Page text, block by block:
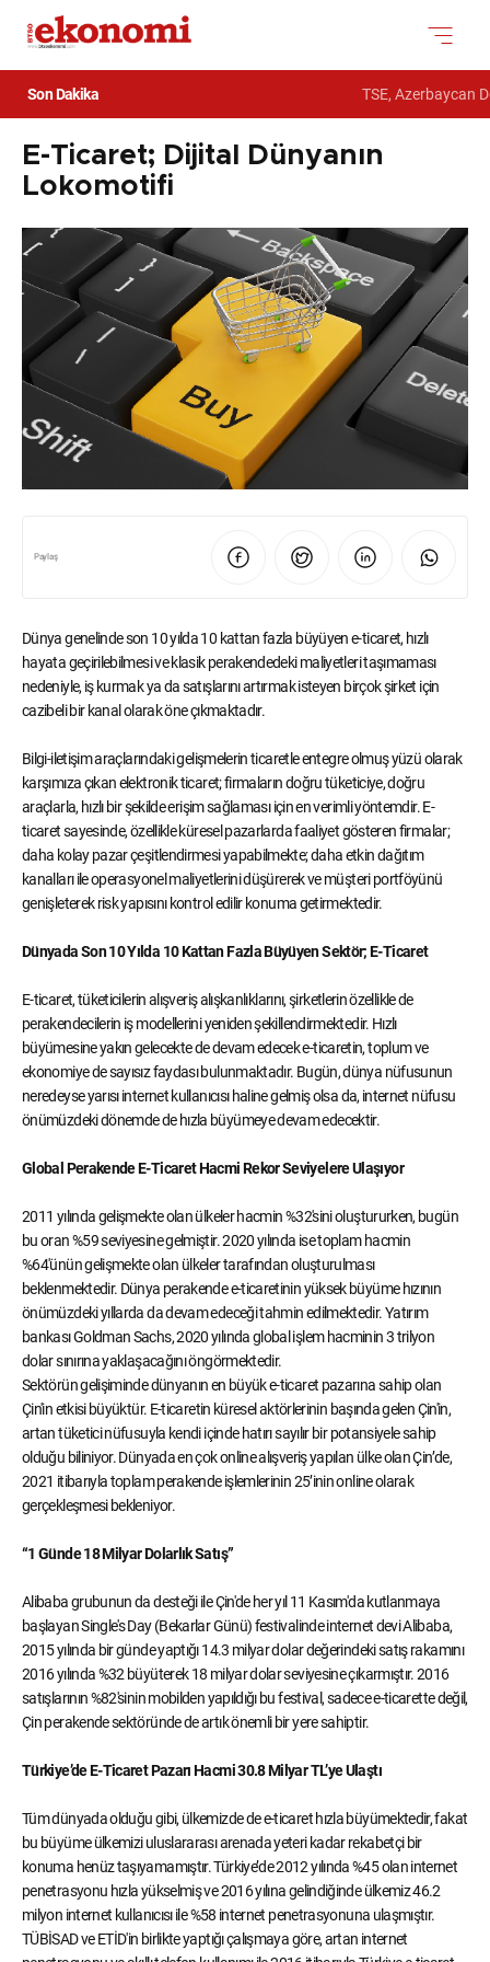
Son Dakika TSE, Azerbaycan
E-Ticaret; Dijital Dünyanın
Lokomotifi
Paylaş
Dünya genelinde son 10 yılda 10 kattan fazla büyüyen e-ticaret, hızlı
hayata geçirilebilmesi ve klasik perakendedeki maliyetleri taşımaması
nedeniyle, iş kurmak ya da satışlarını artırmak isteyen birçok şirket için
cazibeli bir kanal olarak öne çıkmaktadır.
Bilgi-iletişim araçlarındaki gelişmelerin ticaretle entegre olmuş yüzü olarak
karşımıza çıkan elektronik ticaret; firmaların doğru tüketiciye, doğru
araçlarla, hızlı bir şekilde erişim sağlaması için en verimli yöntemdir. E-
ticaret sayesinde, özellikle küresel pazarlarda faaliyet gösteren firmalar;
daha kolay pazar çeşitlendirmesi yapabilmekte; daha etkin dağıtım
kanalları ile operasyonel maliyetlerini düşürerek ve müşteri portföyünü
genişleterek risk yapısını kontrol edilir konuma getirmektedir.
Dünyada Son 10 Yılda 10 Kattan Fazla Büyüyen Sektör; E-Ticaret
E-ticaret, tüketicilerin alışveriş alışkanlıklarını, şirketlerin özellikle de
perakendecilerin iş modellerini yeniden şekillendirmektedir. Hızlı
büyümesine yakın gelecekte de devam edecek e-ticaretin, toplum ve
ekonomiye de sayısız faydası bulunmaktadır. Bugün, dünya nüfusunun
neredeyse yarısı internet kullanıcısı haline gelmiş olsa da, internet nüfusu
önümüzdeki dönemde de hızla büyümeye devam edecektir.
Global Perakende E-Ticaret Hacmi Rekor Seviyelere Ulaşıyor
2011 yılında gelişmekte olan ülkeler hacmin %32'sini oluştururken, bugün
bu oran %59 seviyesine gelmiştir. 2020 yılında ise toplam hacmin
%64'ünün gelişmekte olan ülkeler tarafından oluşturulması
beklenmektedir. Dünya perakende e-ticaretinin yüksek büyüme hızının
önümüzdeki yıllarda da devam edeceği tahmin edilmektedir. Yatırım
bankası Goldman Sachs, 2020 yılında global işlem hacminin 3 trilyon
dolar sınırına yaklaşacağını öngörmektedir.
Sektörün gelişiminde dünyanın en büyük e-ticaret pazarına sahip olan
Çin'in etkisi büyüktür. E-ticaretin küresel aktörlerinin başında gelen Çin'in,
artan tüketici nüfusuyla kendi içinde hatırı sayılır bir potansiyele sahip
olduğu biliniyor. Dünyada en çok online alışveriş yapılan ülke olan Çin’de,
2021 itibarıyla toplam perakende işlemlerinin 25’inin online olarak
gerçekleşmesi bekleniyor.
“1 Günde 18 Milyar Dolarlık Satış”
Alibaba grubunun da desteği ile Çin'de her yıl 11 Kasım'da kutlanmaya
başlayan Single's Day (Bekarlar Günü) festivalinde internet devi Alibaba,
2015 yılında bir günde yaptığı 14.3 milyar dolar değerindeki satış rakamını
2016 yılında %32 büyüterek 18 milyar dolar seviyesine çıkarmıştır. 2016
satışlarının %82'sinin mobilden yapıldığı bu festival, sadece e-ticarette değil,
Çin perakende sektöründe de artık önemli bir yere sahiptir.
Türkiye’de E-Ticaret Pazarı Hacmi 30.8 Milyar TL’ye Ulaştı
Tüm dünyada olduğu gibi, ülkemizde de e-ticaret hızla büyümektedir, fakat
bu büyüme ülkemizi uluslararası arenada yeteri kadar rekabetçi bir
konuma henüz taşıyamamıştır. Türkiye’de 2012 yılında %45 olan internet
penetrasyonu hızla yükselmiş ve 2016 yılına gelindiğinde ülkemiz 46.2
milyon internet kullanıcısı ile %58 internet penetrasyonuna ulaşmıştır.
TÜBİSAD ve ETİD'in birlikte yaptığı çalışmaya göre, artan internet